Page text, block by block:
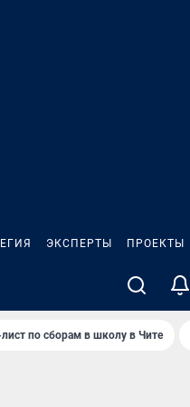
ЭКСПЕРТЫ ПРОЕКТЫ
по сборам в школу в Чите